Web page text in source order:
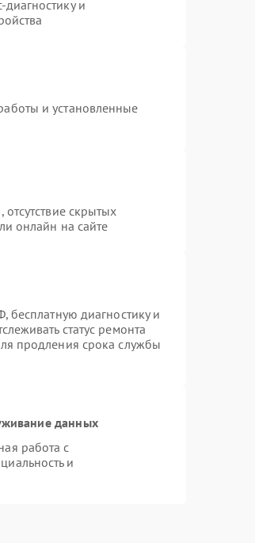
и
и установленные
скрытых
онлайн на сайте
бесплатную диагностику и
статус ремонта
продления срока службы
данных
работа с
и